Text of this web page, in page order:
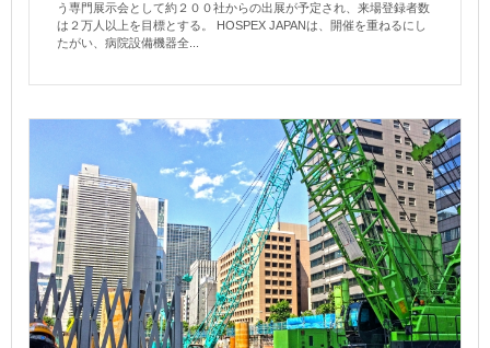
う専門展示会として約２００社からの出展が予定され、来場登録者数
は２万人以上を目標とする。 HOSPEX JAPANは、開催を重ねるにし
たがい、病院設備機器全...